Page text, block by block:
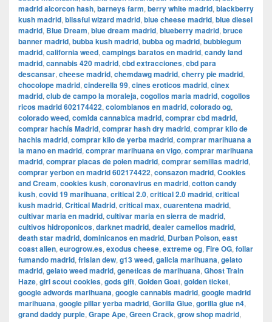
madrid alcorcon hash, barneys farm, berry white madrid, blackberry
kush madrid, blissful wizard madrid, blue cheese madrid, blue diesel
madrid, Blue Dream, blue dream madrid, blueberry madrid, bruce
banner madrid, bubba kush madrid, bubba og madrid, bubblegum
madrid, california weed, campings baratos en madrid, candy land
madrid, cannabis 420 madrid, cbd extracciones, cbd para
descansar, cheese madrid, chemdawg madrid, cherry pie madrid,
chocolope madrid, cinderella 99, cines eroticos madrid, cinex
madrid, club de campo la moraleja, cogollos maria madrid, cogollos
ricos madrid 602174422, colombianos en madrid, colorado og,
colorado weed, comida cannabica madrid, comprar cbd madrid,
comprar hachís Madrid, comprar hash dry madrid, comprar kilo de
hachis madrid, comprar kilo de yerba madrid, comprar marihuana a
la mano en madrid, comprar marihuana en vigo, comprar marihuana
madrid, comprar placas de polen madrid, comprar semillas madrid,
comprar yerbon en madrid 602174422, consazon madrid, Cookies
and Cream, cookies kush, coronavirus en madrid, cotton candy
kush, covid 19 marihuana, critical 2.0, critical 2.0 madrid, critical
kush madrid, Critical Madrid, critical max, cuarentena madrid,
cultivar maria en madrid, cultivar maria en sierra de madrid,
cultivos hidroponicos, darknet madrid, dealer camellos madrid,
death star madrid, dominicanos en madrid, Durban Poison, east
coast alien, eurogrow.es, exodus cheese, extreme og, Fire OG, follar
fumando madrid, frisian dew, g13 weed, galicia marihuana, gelato
madrid, gelato weed madrid, geneticas de marihuana, Ghost Train
Haze, girl scout cookies, gods gift, Golden Goat, golden ticket,
google adwords marihuana, google cannabis madrid, google madrid
marihuana, google pillar yerba madrid, Gorilla Glue, gorilla glue n4,
grand daddy purple, Grape Ape, Green Crack, grow shop madrid,